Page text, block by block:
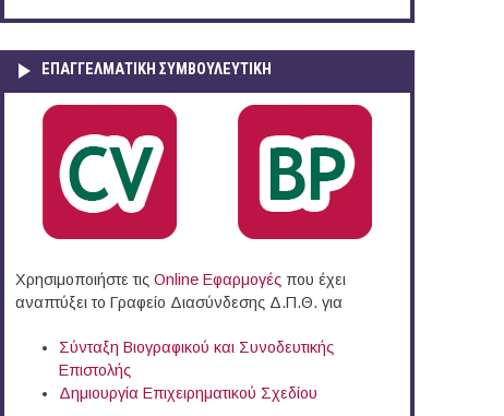
ΕΠΑΓΓΕΛΜΑΤΙΚΉ ΣΥΜΒΟΥΛΕΥΤΙΚΉ
Χρησιμοποιήστε τις Online Eφαρμογές που έχει
αναπτύξει το Γραφείο Διασύνδεσης Δ.Π.Θ. για
Σύνταξη Βιογραφικού και Συνοδευτικής
Επιστολής
Δημιουργία Επιχειρηματικού Σχεδίου